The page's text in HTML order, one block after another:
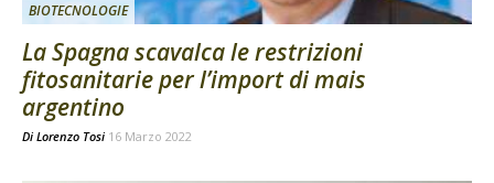
BIOTECNOLOGIE
La Spagna scavalca le restrizioni
fitosanitarie per l’import di mais
argentino
Di Lorenzo Tosi 16 Marzo 2022